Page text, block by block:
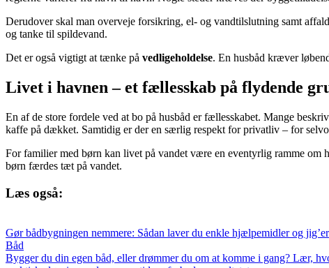
Derudover skal man overveje forsikring, el- og vandtilslutning samt
og tanke til spildevand.
Det er også vigtigt at tænke på vedligeholdelse. En husbåd kræver
Livet i havnen – et fællesskab på flydende
En af de store fordele ved at bo på husbåd er fællesskabet. Mange
kaffe på dækket. Samtidig er der en særlig respekt for privatliv – for
For familier med børn kan livet på vandet være en eventyrlig ramme
børn færdes tæt på vandet.
Læs også:
Gør bådbygningen nemmere: Sådan laver du enkle hjælpemidler og jig’er
Båd
Bygger du din egen båd, eller drømmer du om at komme i gang? Lær,